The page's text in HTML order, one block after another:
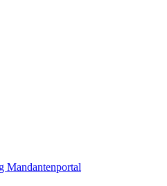
Mandantenportal